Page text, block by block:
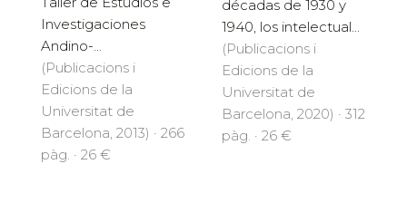
Investigaciones
Andino-...
(Publicacions i
Edicions de la
Universitat de
Barcelona, 2013) · 266
pàg. · 26 €
décadas de 1930 y
1940, los intelectual...
(Publicacions i
Edicions de la
Universitat de
Barcelona, 2020) · 312
pàg. · 26 €